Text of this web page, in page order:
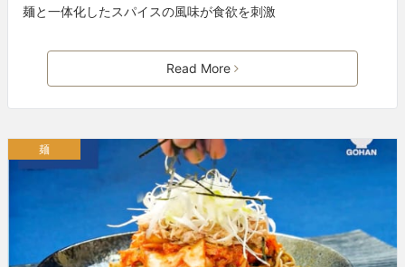
麺と一体化したスパイスの風味が食欲を刺激
Read More
麺